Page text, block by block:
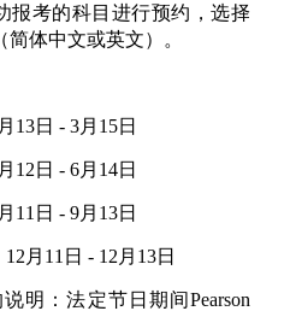
报考的科目进行预约，选择
体中文或英文）。
13日 - 3月15日
月12日 - 6月14日
月11日 - 9月13日
12 月11日 - 12月13日
明：法定节日期间Pearson